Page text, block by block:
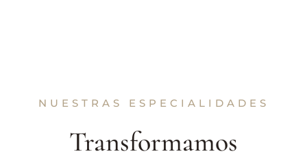
NUESTRAS ESPECIALIDADES
Transformamos